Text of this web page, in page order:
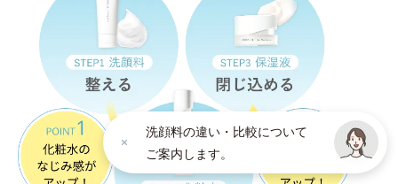
洗顔料の違い・比較について
ご案内します。